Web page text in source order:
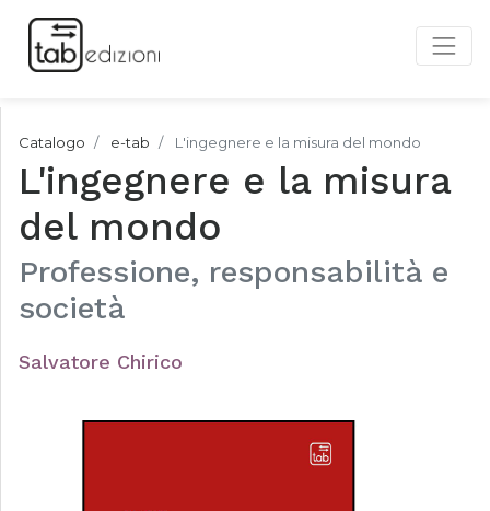
Catalogo e-tab L'ingegnere e la misura del mondo
L'ingegnere e la misura
del mondo
Professione, responsabilità e
società
Salvatore Chirico